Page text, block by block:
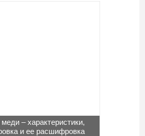
– характеристики,
и ее расшифровка